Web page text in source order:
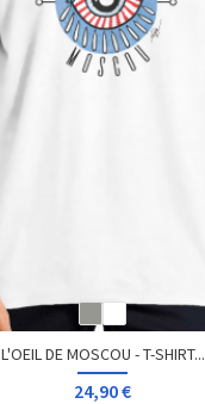
L'OEIL DE MOSCOU - T-SHIRT...
24,90 €